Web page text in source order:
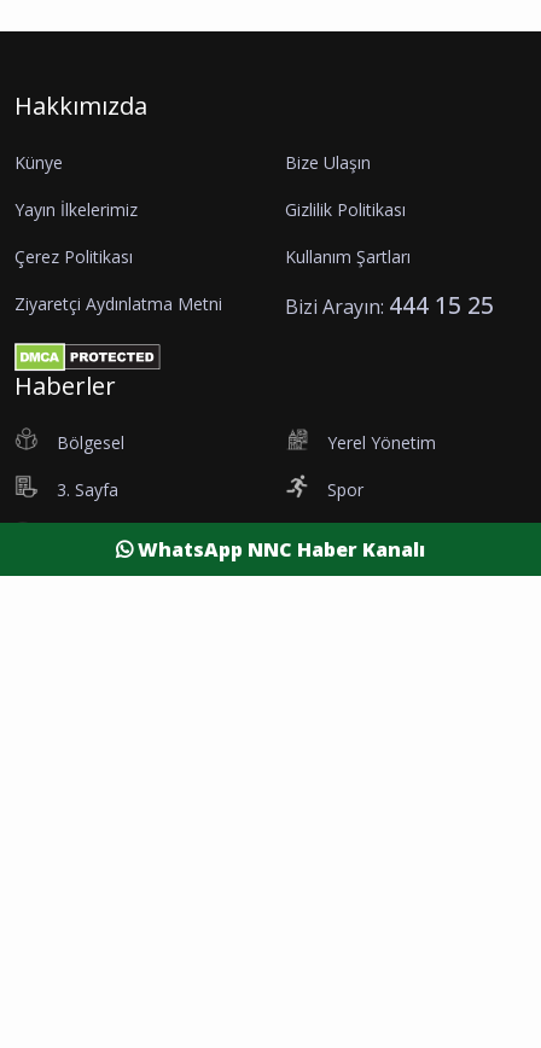
Hakkımızda
Künye Bize Ulaşın
Yayın İlkelerimiz Gizlilik Politikası
Çerez Politikası Kullanım Şartları
Ziyaretçi Aydınlatma Metni Bizi Arayın: 444 15 25
Haberler
Bölgesel Yerel Yönetim
3. Sayfa Spor
İş Dünyası
Tanıtım Vefatlar
WhatsApp NNC Haber Kanalı